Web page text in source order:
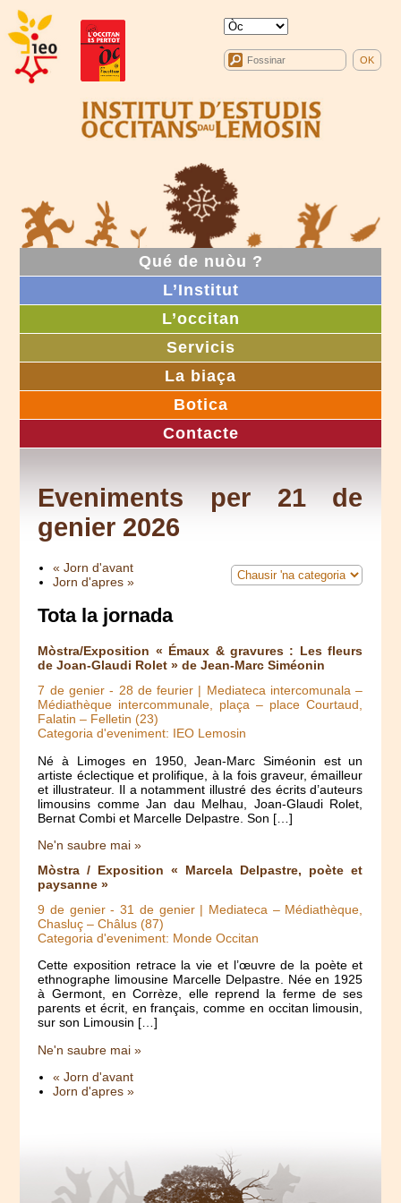
Qué de nuòu ?
L’Institut
L’occitan
Servicis
La biaça
Botica
Contacte
Eveniments per 21 de
genier 2026
« Jorn d'avant
Jorn d'apres »
Tota la jornada
Mòstra/Exposition « Émaux & gravures : Les fleurs
de Joan-Glaudi Rolet » de Jean-Marc Siméonin
7 de genier- 28 de feurier | Mediateca intercomunala –
Médiathèque intercommunale, plaça – place Courtaud,
Falatin – Felletin (23)
Categoria d'eveniment: IEO Lemosin
Né à Limoges en 1950, Jean-Marc Siméonin est un
artiste éclectique et prolifique, à la fois graveur, émailleur
et illustrateur. Il a notamment illustré des écrits d’auteurs
limousins comme Jan dau Melhau, Joan-Glaudi Rolet,
Bernat Combi et Marcelle Delpastre. Son […]
Ne'n saubre mai »
Mòstra / Exposition « Marcela Delpastre, poète et
paysanne »
9 de genier-31 de genier| Mediateca – Médiathèque,
Chasluç – Châlus (87)
Categoria d'eveniment: Monde Occitan
Cette exposition retrace la vie et l’œuvre de la poète et
ethnographe limousine Marcelle Delpastre. Née en 1925
à Germont, en Corrèze, elle reprend la ferme de ses
parents et écrit, en français, comme en occitan limousin,
sur son Limousin […]
Ne'n saubre mai »
« Jorn d'avant
Jorn d'apres »